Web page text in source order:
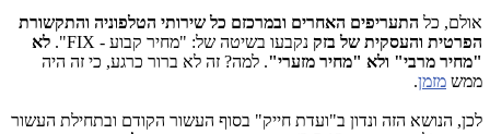
אולם, כל התעריפים האחרים ובמרכזם כל שירותי הטלפוניה והתקשורת
הפרטית והעסקית של בזק נקבעו בשיטה של: "מחיר קבוע - FIX".
לא
"מחיר מרבי" ולא "מחיר מזערי". למה? זה לא ברור כרגע, כי זה היה
ממש מזמן.
לכן, הנושא הזה ונדון ב"ועדת חייק" בסוף העשור הקודם ובתחילת העשור